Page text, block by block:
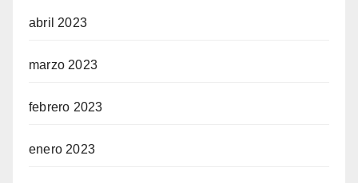
abril 2023
marzo 2023
febrero 2023
enero 2023